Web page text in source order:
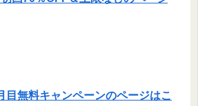
目無料キャンペーンのページはこ